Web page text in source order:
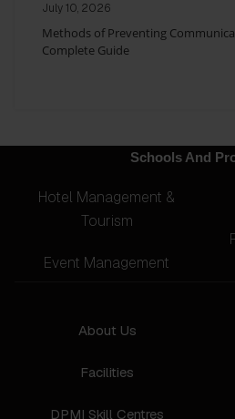
July 10, 2026
Methods of Preventing
Complete Guide
Schools And
Hotel Management &
Tourism
Event Management
About Us
Facilities
DPMI Skill Centres